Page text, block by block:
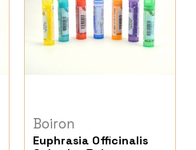
Boiron
Euphrasia Officinalis